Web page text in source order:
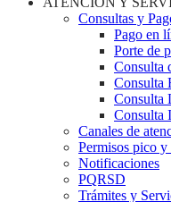
Consultas y
Pago en
Porte de
Consulta
Consulta
Consulta
Consulta
Canales de
Permisos pico y
Notificaciones
PQRSD
Trámites y